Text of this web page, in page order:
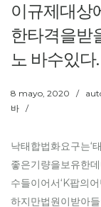
이규제대상
한타격을받
노 바수있다.
8 mayo, 2020 /
바 /
낙태합법화요구는‘
좋은기량을보유한
수들이어서‘K팝의
하지만법원이받아